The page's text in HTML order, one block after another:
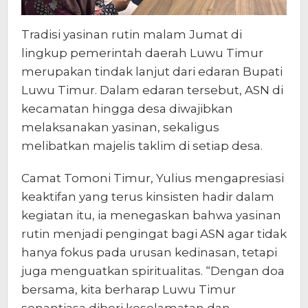
Tradisi yasinan rutin malam Jumat di
lingkup pemerintah daerah Luwu Timur
merupakan tindak lanjut dari edaran Bupati
Luwu Timur. Dalam edaran tersebut, ASN di
kecamatan hingga desa diwajibkan
melaksanakan yasinan, sekaligus
melibatkan majelis taklim di setiap desa.
Camat Tomoni Timur, Yulius mengapresiasi
keaktifan yang terus kinsisten hadir dalam
kegiatan itu, ia menegaskan bahwa yasinan
rutin menjadi pengingat bagi ASN agar tidak
hanya fokus pada urusan kedinasan, tetapi
juga menguatkan spiritualitas. “Dengan doa
bersama, kita berharap Luwu Timur